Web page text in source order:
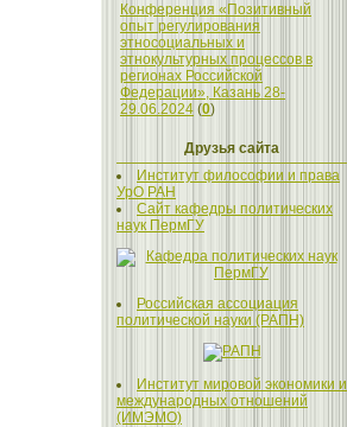
Конференция «Позитивный
опыт регулирования
этносоциальных и
этнокультурных процессов в
регионах Российской
Федерации», Казань 28-
29.06.2024 (0)
Друзья сайта
Институт философии и права
УрО РАН
Сайт кафедры политических
наук ПермГУ
Российская ассоциация
политической науки (РАПН)
Институт мировой экономики и
международных отношений
(ИМЭМО)